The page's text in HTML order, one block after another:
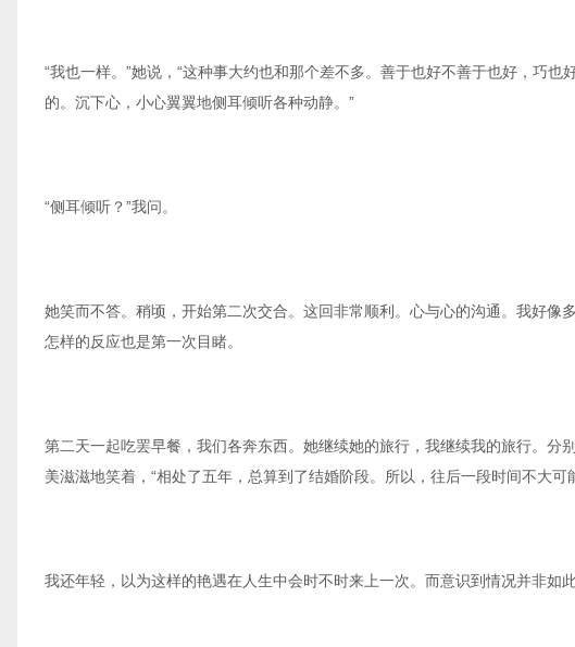
“我也一样。”她说，“这种事大约也和那个差不多。善于也好不善于也好，巧
的。沉下心，小心翼翼地侧耳倾听各种动静。”
“侧耳倾听？”我问。
她笑而不答。稍顷，开始第二次交合。这回非常顺利。心与心的沟通。我好
怎样的反应也是第一次目睹。
第二天一起吃罢早餐，我们各奔东西。她继续她的旅行，我继续我的旅行。分
美滋滋地笑着，“相处了五年，总算到了结婚阶段。所以，往后一段时间不大可
我还年轻，以为这样的艳遇在人生中会时不时来上一次。而意识到情况并非如